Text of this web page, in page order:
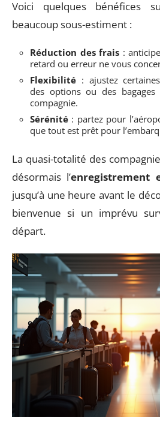
Voici quelques bénéfices
beaucoup sous-estiment :
Réduction des frais :
retard ou erreur ne vous
Flexibilité : ajustez
des options ou des
compagnie.
Sérénité : partez pour
que tout est prêt pour
La quasi-totalité des
désormais l’enregistrement
jusqu’à une heure avant le
bienvenue si un imprévu
départ.